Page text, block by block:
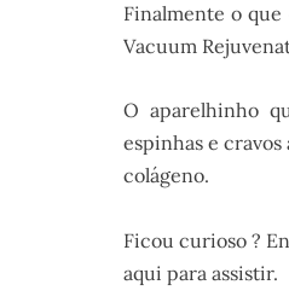
Finalmente o
Vacuum
O aparelhinho
espinhas e
colágeno.
Ficou curioso ?
aqui para assistir.